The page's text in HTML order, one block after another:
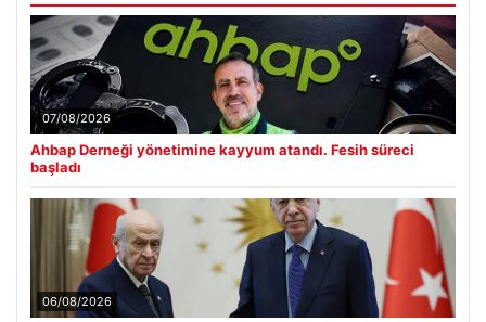
07/08/2026
Ahbap Derneği yönetimine kayyum atandı. Fesih süreci
başladı
06/08/2026